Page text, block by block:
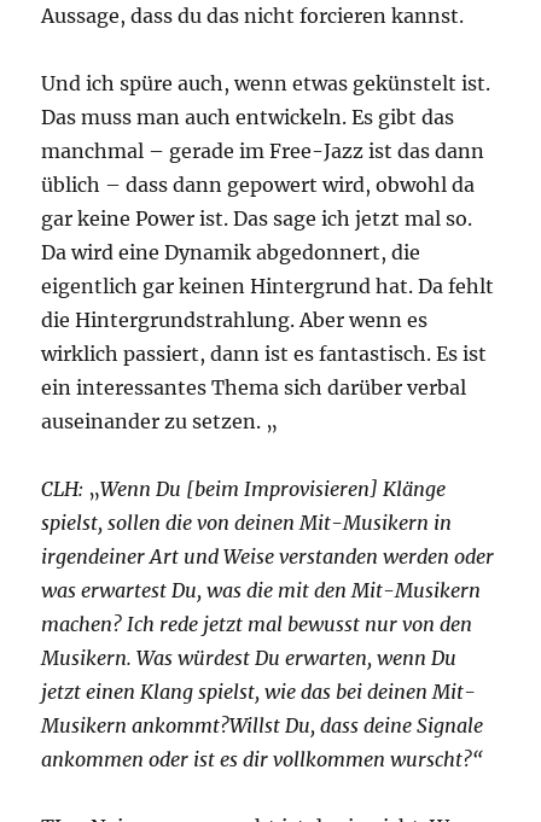
Aussage, dass du das nicht forcieren kannst.
Und ich spüre auch, wenn etwas gekünstelt ist.
Das muss man auch entwickeln. Es gibt das
manchmal – gerade im Free-Jazz ist das dann
üblich – dass dann gepowert wird, obwohl da
gar keine Power ist. Das sage ich jetzt mal so.
Da wird eine Dynamik abgedonnert, die
eigentlich gar keinen Hintergrund hat. Da fehlt
die Hintergrundstrahlung. Aber wenn es
wirklich passiert, dann ist es fantastisch. Es ist
ein interessantes Thema sich darüber verbal
auseinander zu setzen. „
CLH: „Wenn Du [beim Improvisieren] Klänge
spielst, sollen die von deinen Mit-Musikern in
irgendeiner Art und Weise verstanden werden oder
was erwartest Du, was die mit den Mit-Musikern
machen? Ich rede jetzt mal bewusst nur von den
Musikern. Was würdest Du erwarten, wenn Du
jetzt einen Klang spielst, wie das bei deinen Mit-
Musikern ankommt?Willst Du, dass deine Signale
ankommen oder ist es dir vollkommen wurscht?“